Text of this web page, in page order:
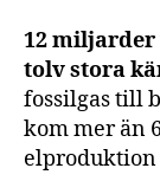
12
tolv stora
fossilgas till
kom mer än